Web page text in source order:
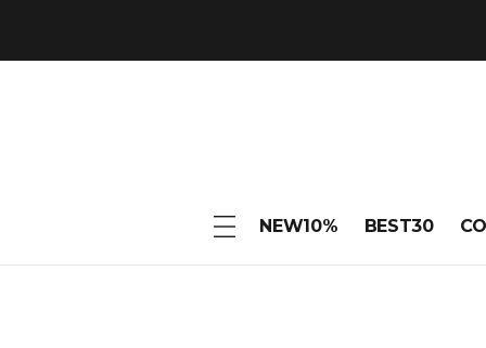
NEW10% BEST30